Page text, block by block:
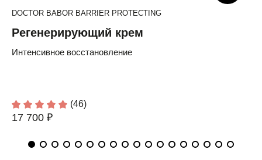
DOCTOR BABOR BARRIER PROTECTING
Регенерирующий крем
Интенсивное восстановление
(46)
17 700 ₽